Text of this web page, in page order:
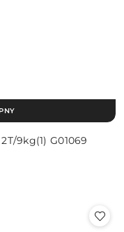
9kg(1) G01069